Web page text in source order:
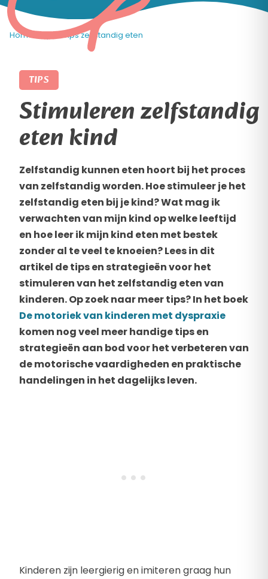
Home Tips Tips zelfstandig eten
TIPS
Stimuleren zelfstandig
eten kind
Zelfstandig kunnen eten hoort bij het proces
van zelfstandig worden. Hoe stimuleer je het
zelfstandig eten bij je kind? Wat mag ik
verwachten van mijn kind op welke leeftijd
en hoe leer ik mijn kind eten met bestek
zonder al te veel te knoeien? Lees in dit
artikel de tips en strategieën voor het
stimuleren van het zelfstandig eten van
kinderen. Op zoek naar meer tips? In het boek
De motoriek van kinderen met dyspraxie
komen nog veel meer handige tips en
strategieën aan bod voor het verbeteren van
de motorische vaardigheden en praktische
handelingen in het dagelijks leven.
Kinderen zijn leergierig en imiteren graag hun